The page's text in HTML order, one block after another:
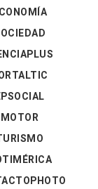
MOTOR